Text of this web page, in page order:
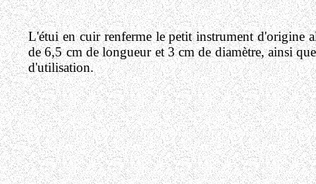
L'étui en cuir renferme le petit instrument d'origine
de 6,5 cm de longueur et 3 cm de diamètre, ainsi
d'utilisation.